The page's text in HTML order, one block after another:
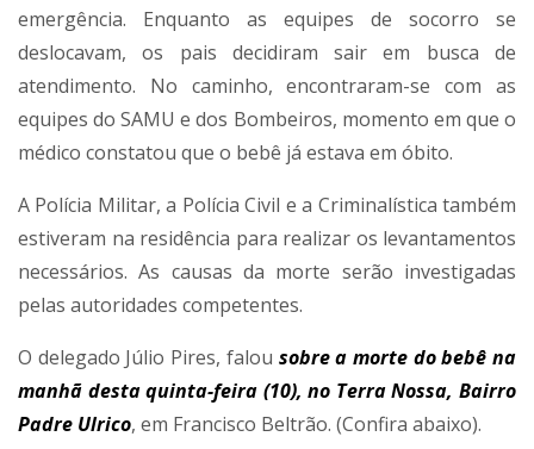
emergência. Enquanto as equipes de socorro se
deslocavam, os pais decidiram sair em busca de
atendimento. No caminho, encontraram-se com as
equipes do SAMU e dos Bombeiros, momento em que o
médico constatou que o bebê já estava em óbito.
A Polícia Militar, a Polícia Civil e a Criminalística também
estiveram na residência para realizar os levantamentos
necessários. As causas da morte serão investigadas
pelas autoridades competentes.
O delegado Júlio Pires, falou sobre a morte do bebê na
manhã desta quinta-feira (10), no Terra Nossa, Bairro
Padre Ulrico, em Francisco Beltrão. (Confira abaixo).